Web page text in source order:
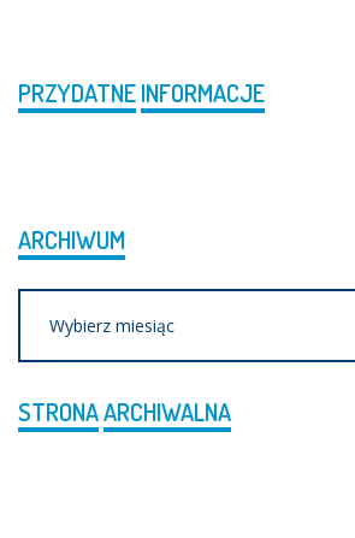
PRZYDATNEINFORMACJE
ARCHIWUM
STRONAARCHIWALNA